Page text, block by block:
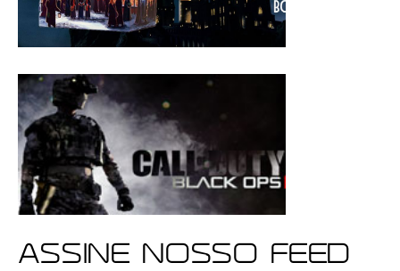
ASSINE NOSSO FEED